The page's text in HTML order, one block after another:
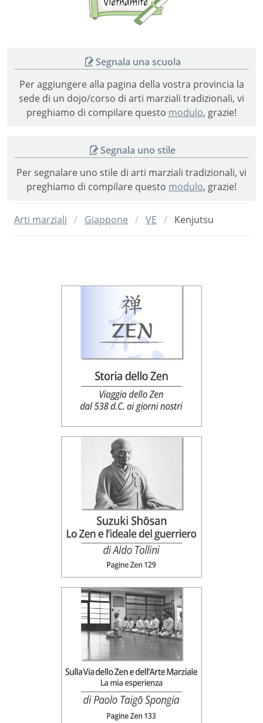
Segnala una scuola
Per aggiungere alla pagina della vostra provincia la
sede di un dojo/corso di arti marziali tradizionali, vi
preghiamo di compilare questo modulo, grazie!
Segnala uno stile
Per segnalare uno stile di arti marziali tradizionali, vi
preghiamo di compilare questo modulo, grazie!
Arti marziali Giappone VE Kenjutsu